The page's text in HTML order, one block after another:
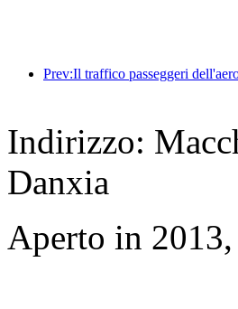
Indirizzo:
Danxia
Aperto in